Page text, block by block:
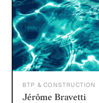
BTP & CONSTRUCTION
Jérôme Bravetti